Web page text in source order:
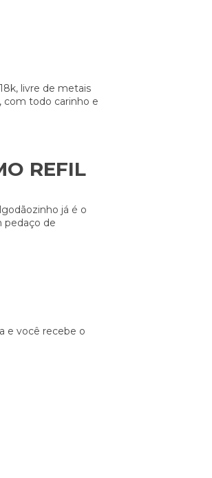
livre de metais
com todo carinho e
REFIL
já é o
pedaço de
e você recebe o